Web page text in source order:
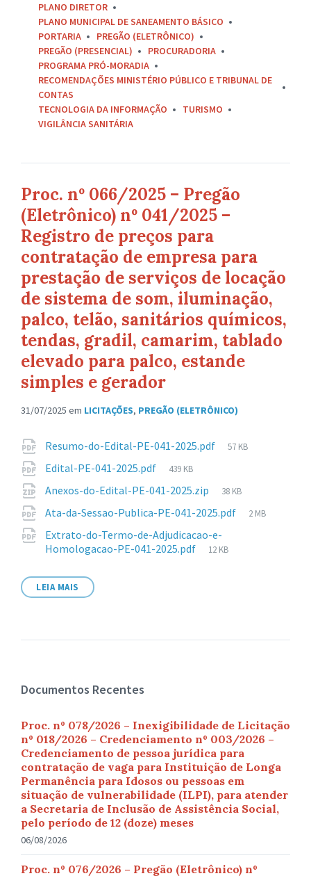
PLANO DIRETOR
PLANO MUNICIPAL DE SANEAMENTO BÁSICO
PORTARIA
PREGÃO (ELETRÔNICO)
PREGÃO (PRESENCIAL)
PROCURADORIA
PROGRAMA PRÓ-MORADIA
RECOMENDAÇÕES MINISTÉRIO PÚBLICO E TRIBUNAL DE
CONTAS
TECNOLOGIA DA INFORMAÇÃO
TURISMO
VIGILÂNCIA SANITÁRIA
Proc. nº 066/2025 – Pregão
(Eletrônico) nº 041/2025 –
Registro de preços para
contratação de empresa para
prestação de serviços de locação
de sistema de som, iluminação,
palco, telão, sanitários químicos,
tendas, gradil, camarim, tablado
elevado para palco, estande
simples e gerador
31/07/2025 em LICITAÇÕES, PREGÃO (ELETRÔNICO)
Anexos
Resumo-do-Edital-PE-041-2025.pdf
Tamanho
57 KB
Edital-PE-041-2025.pdf
Tamanho
arquivo:
439 KB
Anexos-do-Edital-PE-041-2025.zip
Tamanho
arquivo:
38 KB
Ata-da-Sessao-Publica-PE-041-2025.pdf
Tamanho
2 MB
Extrato-do-Termo-de-Adjudicacao-e-
Homologacao-PE-041-2025.pdf
Tamanho
12 KB
LEIA MAIS
Documentos Recentes
Proc. nº 078/2026 – Inexigibilidade de Licitação
nº 018/2026 – Credenciamento nº 003/2026 –
Credenciamento de pessoa jurídica para
contratação de vaga para Instituição de Longa
Permanência para Idosos ou pessoas em
situação de vulnerabilidade (ILPI), para atender
a Secretaria de Inclusão de Assistência Social,
pelo período de 12 (doze) meses
06/08/2026
Proc. nº 076/2026 – Pregão (Eletrônico) nº